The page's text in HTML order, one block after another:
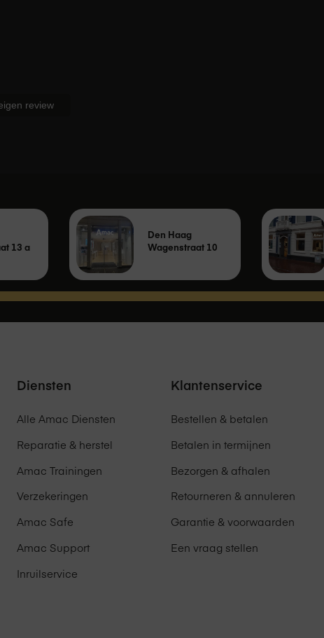
13" / Air 13" / Pro 13"
wat de consument er in alle redelijkheid van mag
ook een fabrieksgarantie, of een extra door Amac geboden
staan hieronder omschreven en doen niets af aan de
wordt er door de fabrikant van het product één jaar
loopt de garantie voor dit product dan via de fabrikant of
twee jaar consumentengarantie bij een niet-zakelijke
review
13 a
Den Haag
Wagenstraat 10
Diensten
Alle Amac Diensten
Reparatie & herstel
Amac Trainingen
Verzekeringen
Amac Safe
Amac Support
Inruilservice
Klantenservice
Bestellen & betalen
Betalen in termijnen
Bezorgen & afhalen
Retourneren & annuleren
Garantie & voorwaarden
Een vraag stellen